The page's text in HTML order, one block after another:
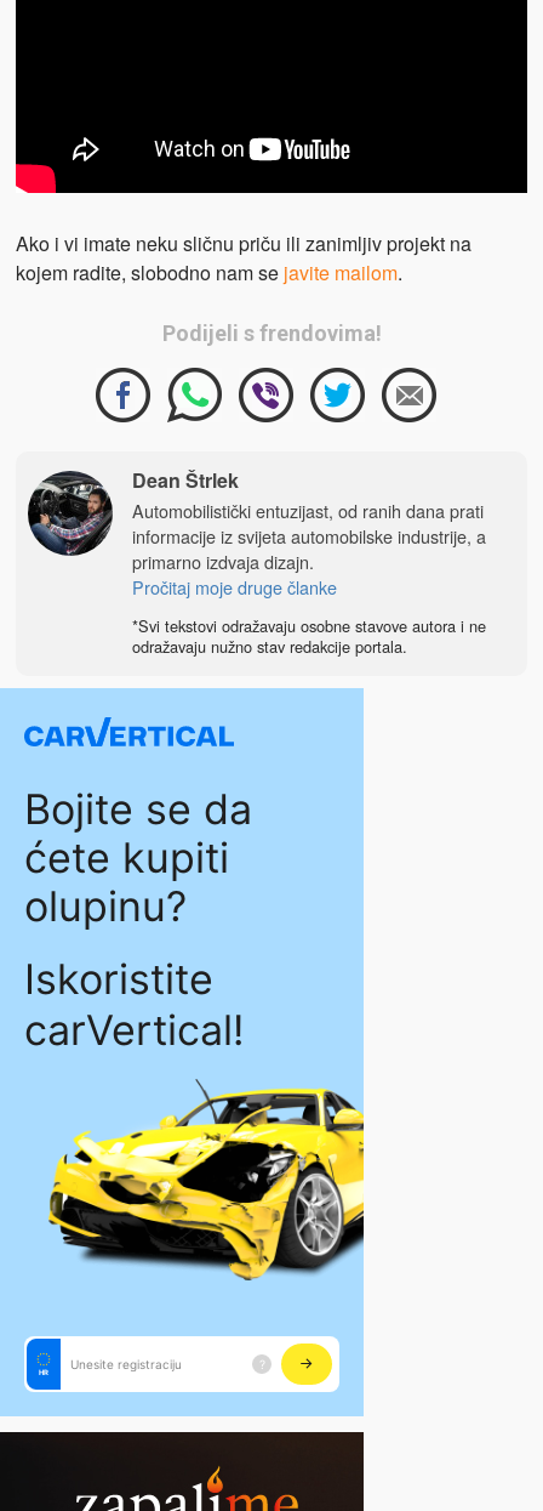
Ako i vi imate neku sličnu priču ili zanimljiv projekt na
kojem radite, slobodno nam se javite mailom.
Podijeli s frendovima!
Dean Štrlek
Automobilistički entuzijast, od ranih dana prati
informacije iz svijeta automobilske industrije, a
primarno izdvaja dizajn.
Pročitaj moje druge članke
*Svi tekstovi odražavaju osobne stavove autora i ne
odražavaju nužno stav redakcije portala.